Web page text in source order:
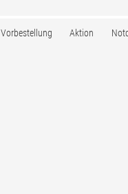
Vorbestellung Aktion